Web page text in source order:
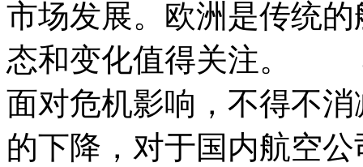
市场发展。欧洲是传统
态和变化值得关注。
面对危机影响，不得不
的下降，对于国内航